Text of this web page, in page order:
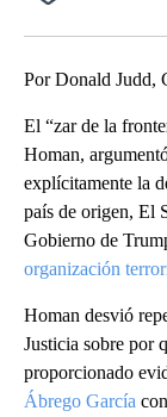
Por Donald Judd,
El “zar de la
Homan,
explícitamente la
país de origen, El
Gobierno de
organización
Homan desvió
Justicia sobre por
proporcionado
Ábrego García